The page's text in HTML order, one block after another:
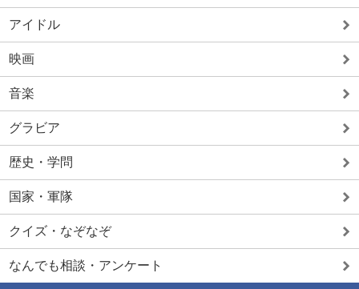
アイドル
映画
音楽
グラビア
歴史・学問
国家・軍隊
クイズ・なぞなぞ
なんでも相談・アンケート